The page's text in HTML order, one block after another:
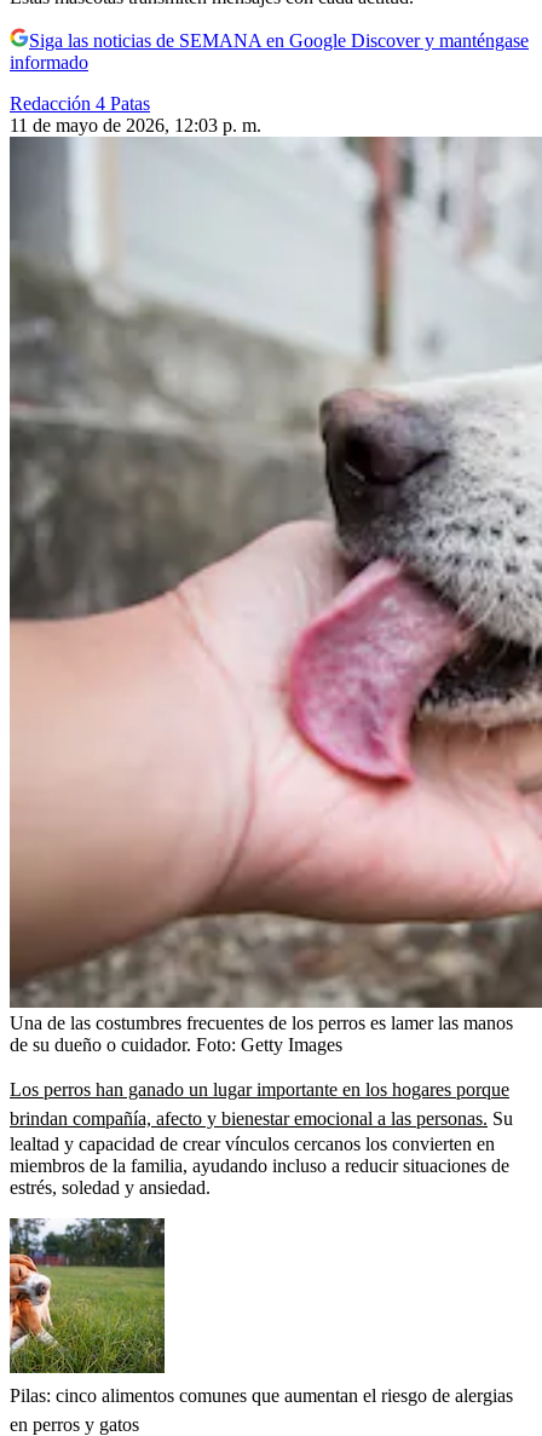
Siga las noticias de SEMANA en Google Discover y manténgase
informado
Redacción 4 Patas
11 de mayo de 2026, 12:03 p. m.
Una de las costumbres frecuentes de los perros es lamer las manos
de su dueño o cuidador. Foto: Getty Images
Los perros han ganado un lugar importante en los hogares porque
brindan compañía, afecto y bienestar emocional a las personas. Su
lealtad y capacidad de crear vínculos cercanos los convierten en
miembros de la familia, ayudando incluso a reducir situaciones de
estrés, soledad y ansiedad.
Pilas: cinco alimentos comunes que aumentan el riesgo de alergias
en perros y gatos